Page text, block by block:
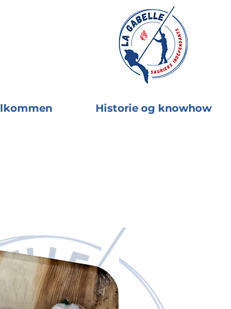
Historie og knowhow